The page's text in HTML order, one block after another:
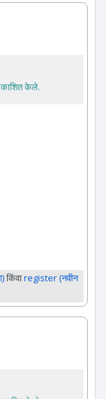
केले.
किंवाregister (नवीन